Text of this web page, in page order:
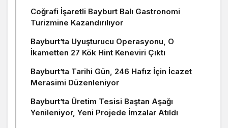
Coğrafi İşaretli Bayburt Balı Gastronomi
Turizmine Kazandırılıyor
Bayburt’ta Uyuşturucu Operasyonu, O
İkametten 27 Kök Hint Keneviri Çıktı
Bayburt’ta Tarihi Gün, 246 Hafız İçin İcazet
Merasimi Düzenleniyor
Bayburt’ta Üretim Tesisi Baştan Aşağı
Yenileniyor, Yeni Projede İmzalar Atıldı